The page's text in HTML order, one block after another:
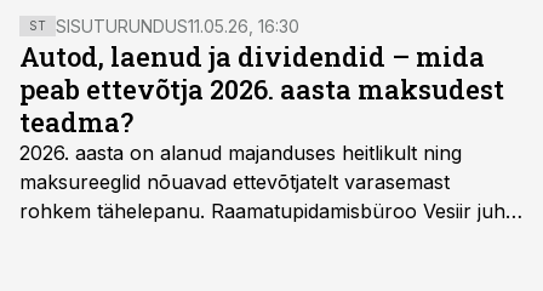
kõige olulisemaks varaks. See omakorda defineerib
oluliselt ümber ka finantsjuhi rolli ja vastutusala,
kirjutab Grant Thornton Balticu juhtiv õigus- ja
finantsnõustaja Marko Rebane.
ST SISUTURUNDUS11.05.26, 16:30
Autod, laenud ja dividendid – mida
peab ettevõtja 2026. aasta maksudest
teadma?
2026. aasta on alanud majanduses heitlikult ning
maksureeglid nõuavad ettevõtjatelt varasemast
rohkem tähelepanu. Raamatupidamisbüroo Vesiir juht